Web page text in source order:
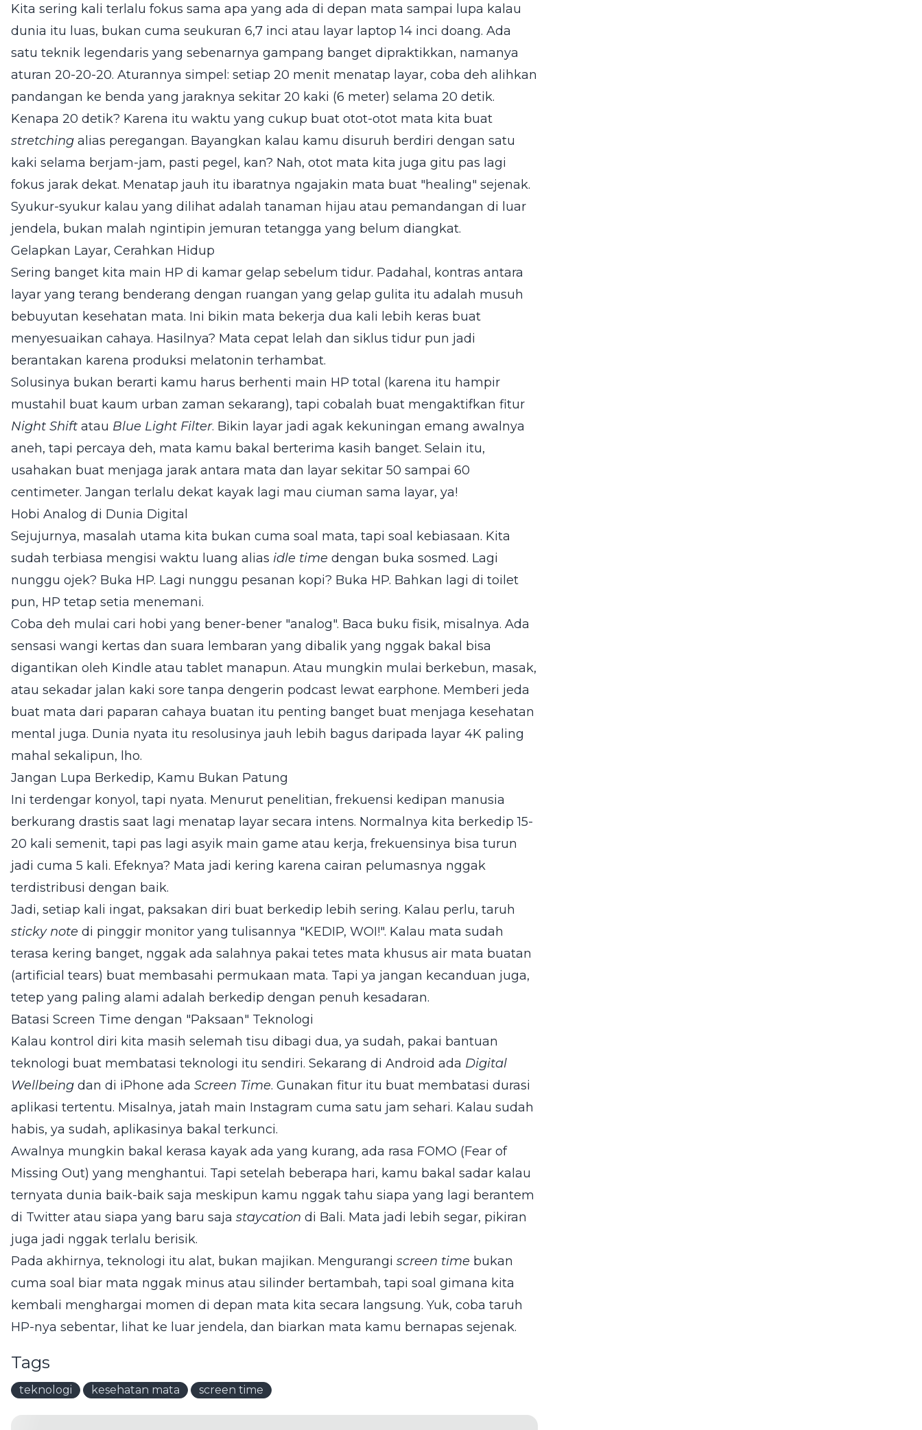
Kita sering kali terlalu fokus sama apa yang ada di depan mata sampai lupa kalau
dunia itu luas, bukan cuma seukuran 6,7 inci atau layar laptop 14 inci doang. Ada
satu teknik legendaris yang sebenarnya gampang banget dipraktikkan, namanya
aturan 20-20-20. Aturannya simpel: setiap 20 menit menatap layar, coba deh alihkan
pandangan ke benda yang jaraknya sekitar 20 kaki (6 meter) selama 20 detik.
Kenapa 20 detik? Karena itu waktu yang cukup buat otot-otot mata kita buat
stretching alias peregangan. Bayangkan kalau kamu disuruh berdiri dengan satu
kaki selama berjam-jam, pasti pegel, kan? Nah, otot mata kita juga gitu pas lagi
fokus jarak dekat. Menatap jauh itu ibaratnya ngajakin mata buat "healing" sejenak.
Syukur-syukur kalau yang dilihat adalah tanaman hijau atau pemandangan di luar
jendela, bukan malah ngintipin jemuran tetangga yang belum diangkat.
Gelapkan Layar, Cerahkan Hidup
Sering banget kita main HP di kamar gelap sebelum tidur. Padahal, kontras antara
layar yang terang benderang dengan ruangan yang gelap gulita itu adalah musuh
bebuyutan kesehatan mata. Ini bikin mata bekerja dua kali lebih keras buat
menyesuaikan cahaya. Hasilnya? Mata cepat lelah dan siklus tidur pun jadi
berantakan karena produksi melatonin terhambat.
Solusinya bukan berarti kamu harus berhenti main HP total (karena itu hampir
mustahil buat kaum urban zaman sekarang), tapi cobalah buat mengaktifkan fitur
Night Shift atau Blue Light Filter. Bikin layar jadi agak kekuningan emang awalnya
aneh, tapi percaya deh, mata kamu bakal berterima kasih banget. Selain itu,
usahakan buat menjaga jarak antara mata dan layar sekitar 50 sampai 60
centimeter. Jangan terlalu dekat kayak lagi mau ciuman sama layar, ya!
Hobi Analog di Dunia Digital
Sejujurnya, masalah utama kita bukan cuma soal mata, tapi soal kebiasaan. Kita
sudah terbiasa mengisi waktu luang alias idle time dengan buka sosmed. Lagi
nunggu ojek? Buka HP. Lagi nunggu pesanan kopi? Buka HP. Bahkan lagi di toilet
pun, HP tetap setia menemani.
Coba deh mulai cari hobi yang bener-bener "analog". Baca buku fisik, misalnya. Ada
sensasi wangi kertas dan suara lembaran yang dibalik yang nggak bakal bisa
digantikan oleh Kindle atau tablet manapun. Atau mungkin mulai berkebun, masak,
atau sekadar jalan kaki sore tanpa dengerin podcast lewat earphone. Memberi jeda
buat mata dari paparan cahaya buatan itu penting banget buat menjaga kesehatan
mental juga. Dunia nyata itu resolusinya jauh lebih bagus daripada layar 4K paling
mahal sekalipun, lho.
Jangan Lupa Berkedip, Kamu Bukan Patung
Ini terdengar konyol, tapi nyata. Menurut penelitian, frekuensi kedipan manusia
berkurang drastis saat lagi menatap layar secara intens. Normalnya kita berkedip 15-
20 kali semenit, tapi pas lagi asyik main game atau kerja, frekuensinya bisa turun
jadi cuma 5 kali. Efeknya? Mata jadi kering karena cairan pelumasnya nggak
terdistribusi dengan baik.
Jadi, setiap kali ingat, paksakan diri buat berkedip lebih sering. Kalau perlu, taruh
sticky note di pinggir monitor yang tulisannya "KEDIP, WOI!". Kalau mata sudah
terasa kering banget, nggak ada salahnya pakai tetes mata khusus air mata buatan
(artificial tears) buat membasahi permukaan mata. Tapi ya jangan kecanduan juga,
tetep yang paling alami adalah berkedip dengan penuh kesadaran.
Batasi Screen Time dengan "Paksaan" Teknologi
Kalau kontrol diri kita masih selemah tisu dibagi dua, ya sudah, pakai bantuan
teknologi buat membatasi teknologi itu sendiri. Sekarang di Android ada Digital
Wellbeing dan di iPhone ada Screen Time. Gunakan fitur itu buat membatasi durasi
aplikasi tertentu. Misalnya, jatah main Instagram cuma satu jam sehari. Kalau sudah
habis, ya sudah, aplikasinya bakal terkunci.
Awalnya mungkin bakal kerasa kayak ada yang kurang, ada rasa FOMO (Fear of
Missing Out) yang menghantui. Tapi setelah beberapa hari, kamu bakal sadar kalau
ternyata dunia baik-baik saja meskipun kamu nggak tahu siapa yang lagi berantem
di Twitter atau siapa yang baru saja staycation di Bali. Mata jadi lebih segar, pikiran
juga jadi nggak terlalu berisik.
Pada akhirnya, teknologi itu alat, bukan majikan. Mengurangi screen time bukan
cuma soal biar mata nggak minus atau silinder bertambah, tapi soal gimana kita
kembali menghargai momen di depan mata kita secara langsung. Yuk, coba taruh
HP-nya sebentar, lihat ke luar jendela, dan biarkan mata kamu bernapas sejenak.
Tags
teknologi kesehatan mata screen time